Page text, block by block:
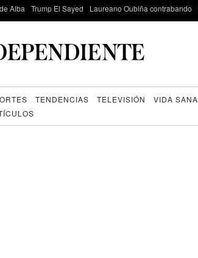
Alba Trump El Sayed Laureano Oubiña contrabando
TENDENCIAS TELEVISIÓN VIDA SANA